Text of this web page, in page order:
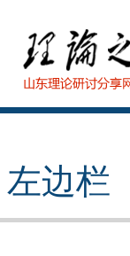
左边栏